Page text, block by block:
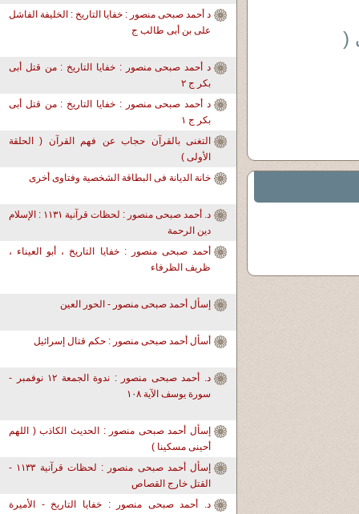
(
د أحمد صبحى منصور : خفايا التاريخ : الخليفة الفاشل
على بن أبى طالب ج
د أحمد صبحى منصور : خفايا التاريخ : من قتل أبى
بكر ج ٢
د أحمد صبحى منصور : خفايا التاريخ : من قتل أبى
بكر ج ١
التغنى بالقرآن حجاب عن فهم القرآن ( الحلقة
الأولى )
خانة الديانة فى البطاقة الشخصية وفتاوى أخرى
د. أحمد صبحى منصور : لحظات قرآنية ١١٣١ : الإسلام
دين الرحمة
أحمد صبحى منصور : خفايا التاريخ ، أبو العيناء ،
ظريف الظرفاء
إسأل أحمد صبحى منصور - الحور العين
أسأل أحمد صبحى منصور : حكم قتال إسرائيل
د. أحمد صبحى منصور : ندوة الجمعة ١٢ نوفمبر -
سورة يوسف الآية ١٠٨
إسأل أحمد صبحى منصور : الحديث الكاذب ( اللهم
أحينى مسكينا )
إسأل أحمد صبحى منصور : لحظات قرآنية ١١٣٣ -
القتل خارج القصاص
د. أحمد صبحى منصور : خفايا التاريخ - الأميرة